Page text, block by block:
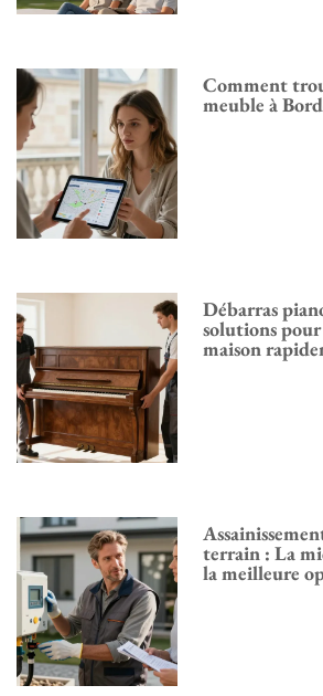
Comment
meuble à
Débarras
solutions
maison
terrain : La
la meilleure